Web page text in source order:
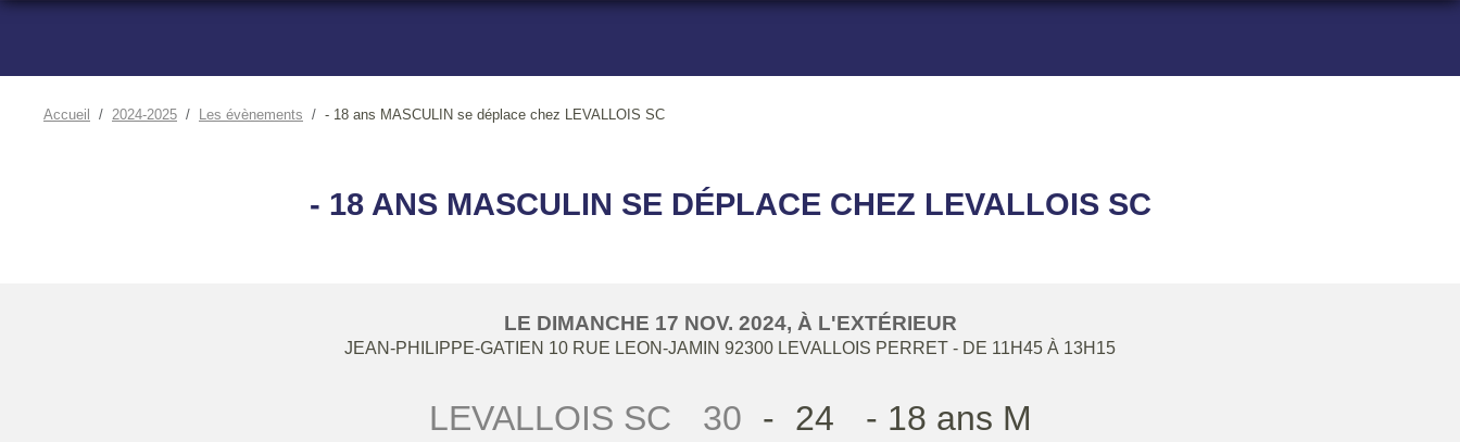
Accueil 2024-2025 Les évènements - 18 ans MASCULIN se déplace chez LEVALLOIS SC
- 18 ANS MASCULIN SE DÉPLACE CHEZ LEVALLOIS SC
LE DIMANCHE 17 NOV. 2024, À L'EXTÉRIEUR
JEAN-PHILIPPE-GATIEN 10 RUE LEON-JAMIN 92300 LEVALLOIS PERRET - DE 11H45 À 13H15
LEVALLOIS SC 30 - 24 - 18 ans M